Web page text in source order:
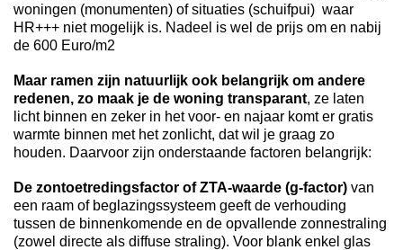
woningen (monumenten) of situaties (schuifpui) waar
HR+++ niet mogelijk is. Nadeel is wel de prijs om en nabij
de 600 Euro/m2
Maar ramen zijn natuurlijk ook belangrijk om andere
redenen, zo maak je de woning transparant, ze laten
licht binnen en zeker in het voor- en najaar komt er gratis
warmte binnen met het zonlicht, dat wil je graag zo
houden. Daarvoor zijn onderstaande factoren belangrijk:
De zontoetredingsfactor of ZTA-waarde (g-factor) van
een raam of beglazingssysteem geeft de verhouding
tussen de binnenkomende en de opvallende zonnestraling
(zowel directe als diffuse straling). Voor blank enkel glas